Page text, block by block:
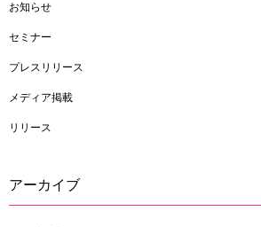
お知らせ
セミナー
プレスリリース
メディア掲載
リリース
アーカイブ